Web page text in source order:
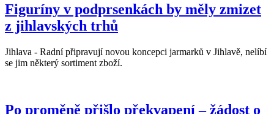
Figuríny v podprsenkách by měly zmizet
z jihlavských trhů
Jihlava - Radní připravují novou koncepci jarmarků v Jihlavě, nelíbí
se jim některý sortiment zboží.
Po proměně přišlo překvapení – žádost o